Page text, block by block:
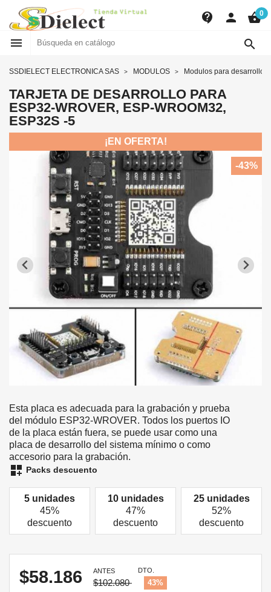
contact_support person shopping_basket0
 
SSDIELECT ELECTRONICA SAS MODULOS Modulos para desarrollo
TARJETA DE DESARROLLO PARA
ESP32-WROVER, ESP-WROOM32,
ESP32S -5
¡EN OFERTA!
-43%
Esta placa es adecuada para la grabación y prueba
del módulo ESP32-WROVER. Todos los puertos IO
de la placa están fuera, se puede usar como una
placa de desarrollo del sistema mínimo o como
accesorio para la grabación.
dashboard_customize Packs descuento
5 unidades
45%
descuento
10 unidades
47%
descuento
25 unidades
52%
descuento
$58.186 ANTES
$102.080
DTO.
43%